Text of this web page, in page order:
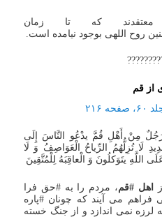
معتقدند که تا زمان
روح اللهی بوجود نیامده است.
از قم
۲۱۶
مِنْ أَهْلِ قُمَّ یدْعُو النَّاسَ إِلَی
لَا تُزِلُّهُمُ الرِّیاحُ الْعَوَاصِفُ وَ لَا
اللَّهِ یتَوَکلُونَ وَ الْعاقِبَهُ لِلْمُتَّقِینَ
اهل #قم، مردم را به #حق فرا
فراهم می آیند که چونان #پاره
لرزه نمی اندازد و از جنگ خسته